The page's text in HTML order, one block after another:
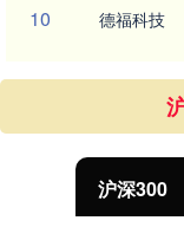
10 德福科技
沪深300